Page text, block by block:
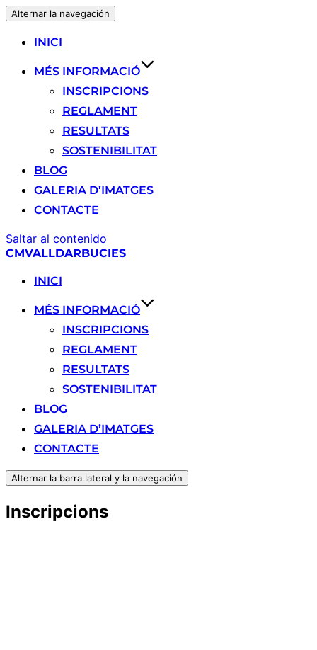
Alternar la navegación
INICI
MÉS INFORMACIÓ
INSCRIPCIONS
REGLAMENT
RESULTATS
SOSTENIBILITAT
BLOG
GALERIA D’IMATGES
CONTACTE
Saltar al contenido
CMVALLDARBUCIES
INICI
MÉS INFORMACIÓ
INSCRIPCIONS
REGLAMENT
RESULTATS
SOSTENIBILITAT
BLOG
GALERIA D’IMATGES
CONTACTE
Alternar la barra lateral y la navegación
Inscripcions